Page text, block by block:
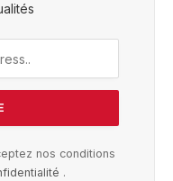
nos conditions
.